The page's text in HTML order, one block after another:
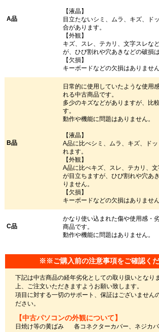
A品
【液晶】
目立たないシミ、ムラ、キズ、ド
合があります。
【外観】
キズ、スレ、テカリ、文字スレな
が、ひび割れや穴あきなどの破損
【欠損】
キーボードなどの欠損はありません
B品
日常的に使用していたような使用
れる中古商品です。
多少のキズなどがありますが、比
す。
動作や機能に問題はありません。
【液晶】
A品に比べシミ、ムラ、キズ、ド
れます。
【外観】
A品に比べキズ、スレ、テカリ、
が目立ちますが、ひび割れや穴あ
りません。
【欠損】
キーボードなどの欠損はありません
C品
かなり使い込まれた傷や使用感・
商品です。
動作や機能に問題はありません。
※※ご購入前の注意事項をご確認く
下記は中古商品の経年劣化としての取り扱いとなり
上、ご注文いただきますようお願い致します。
項目に対する一切のサポート、保証はございません
ださい。
【中古パソコンの外観について】
日焼け等の黄ばみ
各コネクターカバー、ネジカ